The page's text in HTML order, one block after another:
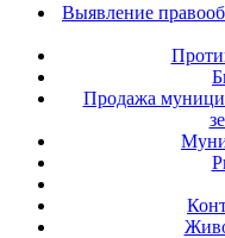
Выявление
Продажа